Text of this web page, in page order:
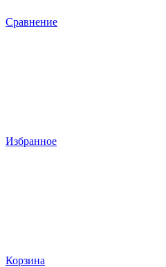
Сравнение
Избранное
Корзина